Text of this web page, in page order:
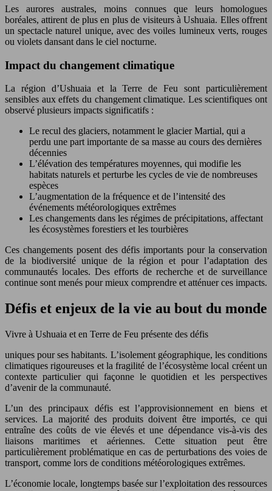
Les aurores australes, moins connues que leurs homologues
boréales, attirent de plus en plus de visiteurs à Ushuaia. Elles offrent
un spectacle naturel unique, avec des voiles lumineux verts, rouges
ou violets dansant dans le ciel nocturne.
Impact du changement climatique
La région d’Ushuaia et la Terre de Feu sont particulièrement
sensibles aux effets du changement climatique. Les scientifiques ont
observé plusieurs impacts significatifs :
Le recul des glaciers, notamment le glacier Martial, qui a
perdu une part importante de sa masse au cours des dernières
décennies
L’élévation des températures moyennes, qui modifie les
habitats naturels et perturbe les cycles de vie de nombreuses
espèces
L’augmentation de la fréquence et de l’intensité des
événements météorologiques extrêmes
Les changements dans les régimes de précipitations, affectant
les écosystèmes forestiers et les tourbières
Ces changements posent des défis importants pour la conservation
de la biodiversité unique de la région et pour l’adaptation des
communautés locales. Des efforts de recherche et de surveillance
continue sont menés pour mieux comprendre et atténuer ces impacts.
Défis et enjeux de la vie au bout du monde
Vivre à Ushuaia et en Terre de Feu présente des défis
uniques pour ses habitants. L’isolement géographique, les conditions
climatiques rigoureuses et la fragilité de l’écosystème local créent un
contexte particulier qui façonne le quotidien et les perspectives
d’avenir de la communauté.
L’un des principaux défis est l’approvisionnement en biens et
services. La majorité des produits doivent être importés, ce qui
entraîne des coûts de vie élevés et une dépendance vis-à-vis des
liaisons maritimes et aériennes. Cette situation peut être
particulièrement problématique en cas de perturbations des voies de
transport, comme lors de conditions météorologiques extrêmes.
L’économie locale, longtemps basée sur l’exploitation des ressources